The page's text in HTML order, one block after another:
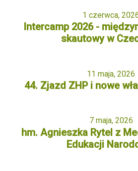
1 czerwca,
Intercamp 2026 -
skautowy w
11 maja, 2026
44. Zjazd ZHP i nowe
7 maja, 2026
hm. Agnieszka Rytel z
Edukacji